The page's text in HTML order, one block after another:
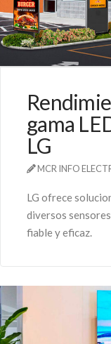
gama
LG
MCR INFO
LG ofrece
diversos
fiable y eficaz.